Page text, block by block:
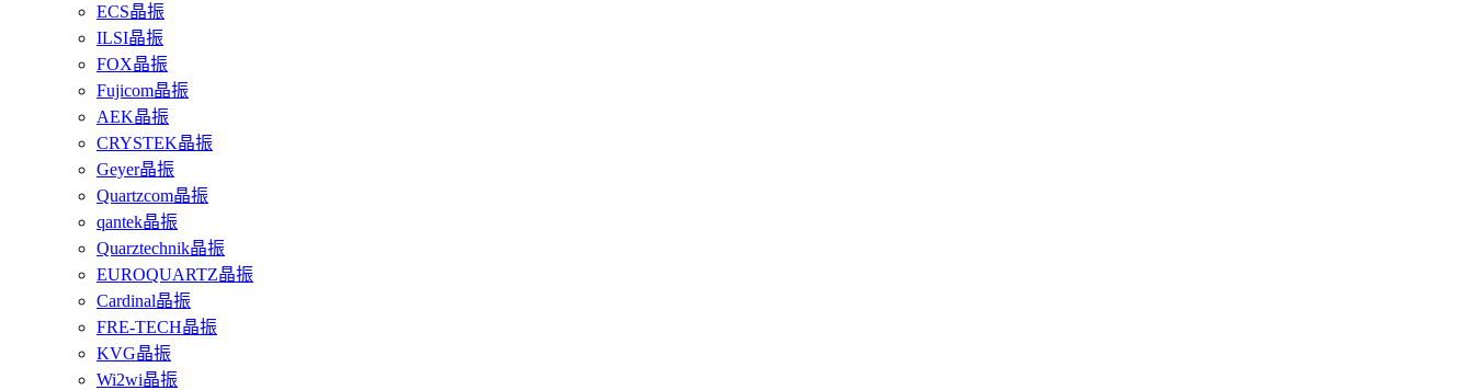
ECS晶振
ILSI晶振
FOX晶振
Fujicom晶振
AEK晶振
CRYSTEK晶振
Geyer晶振
Quartzcom晶振
qantek晶振
Quarztechnik晶振
EUROQUARTZ晶振
Cardinal晶振
FRE-TECH晶振
KVG晶振
Wi2wi晶振